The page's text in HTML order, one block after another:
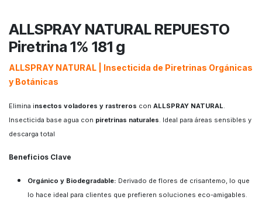
ALLSPRAY NATURAL REPUESTO
Piretrina 1% 181 g
ALLSPRAY NATURAL | Insecticida de Piretrinas Orgánicas
y Botánicas
Elimina insectos voladores y rastreros con ALLSPRAY NATURAL.
Insecticida base agua con piretrinas naturales. Ideal para áreas sensibles y
descarga total
Beneficios Clave
Orgánico y Biodegradable: Derivado de flores de crisantemo, lo que
lo hace ideal para clientes que prefieren soluciones eco-amigables.